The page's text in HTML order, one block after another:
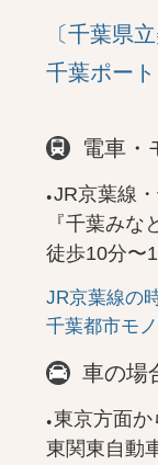
〔千葉県
千葉ポー
電車・
JR京葉線
『千葉み
徒歩10分〜
JR京葉線の
千葉都市モ
車の場
東京方面か
東関東自動